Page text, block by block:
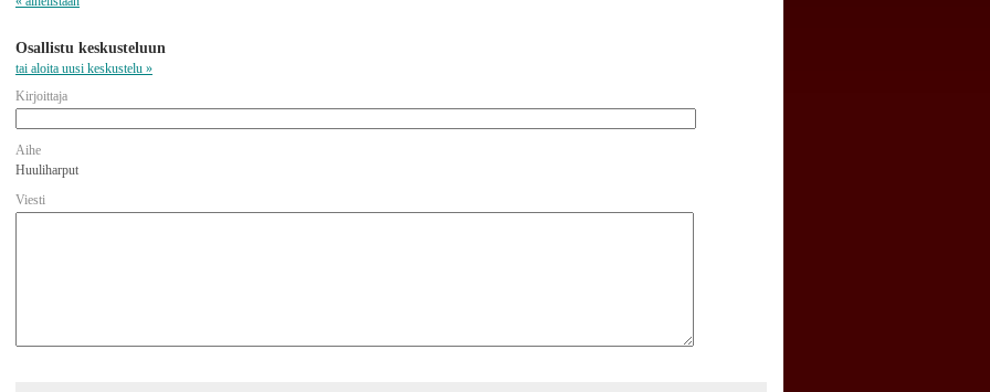
Osallistu keskusteluun
tai aloita uusi keskustelu »
Kirjoittaja
Aihe
Huuliharput
Viesti